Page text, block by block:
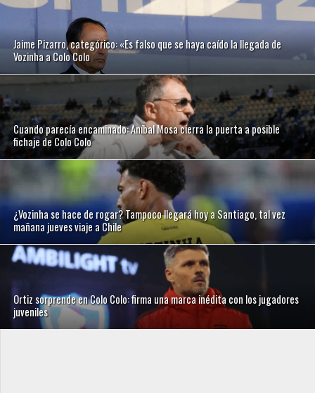
Jaime Pizarro, categórico: «Es falso que se haya caído la llegada de
Vozinha a Colo Colo
Cuando parecía encaminado: Aníbal Mosa cierra la puerta a posible
fichaje de Colo Colo
¿Vozinha se hace de rogar? Tampoco llegará hoy a Santiago, tal vez
mañana jueves viaje a Chile
Ortiz sorprende en Colo Colo: firma una marca inédita con los jugadores
juveniles